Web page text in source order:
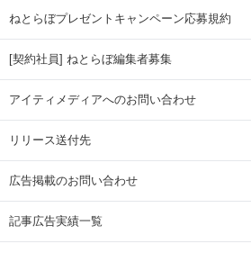
ねとらぼプレゼントキャンペーン応募規約
[契約社員] ねとらぼ編集者募集
アイティメディアへのお問い合わせ
リリース送付先
広告掲載のお問い合わせ
記事広告実績一覧